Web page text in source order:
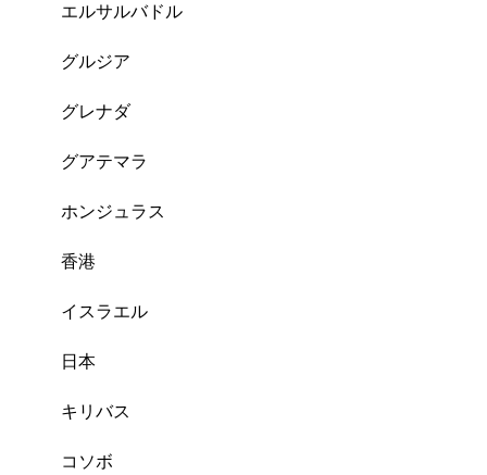
エルサルバドル
グルジア
グレナダ
グアテマラ
ホンジュラス
香港
イスラエル
日本
キリバス
コソボ